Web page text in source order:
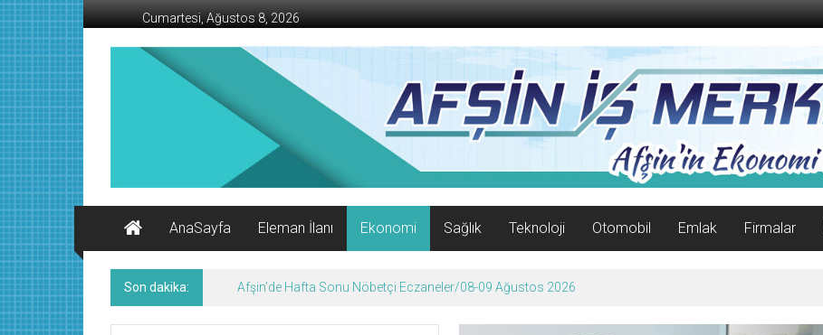
İçeriğe
geç
Cumartesi, Ağustos 8, 2026
AFŞİN
Ekonomi
Kanalı
AnaSayfa
Eleman İlanı Ekonomi Sağlık Teknoloji Otomobil Emlak Firmalar
Son dakika: Afşin’de Hafta Sonu Nöbetçi Eczaneler/08-09 Ağustos 2026